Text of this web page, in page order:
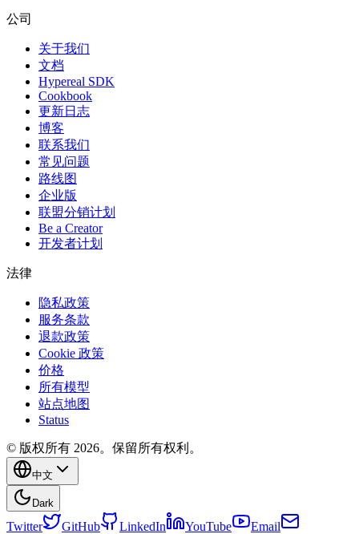
公司
关于我们
文档
Hypereal SDK
Cookbook
更新日志
博客
联系我们
常见问题
路线图
企业版
联盟分销计划
Be a Creator
开发者计划
法律
隐私政策
服务条款
退款政策
Cookie 政策
价格
所有模型
站点地图
Status
© 版权所有 2026。保留所有权利。
中文
Dark
Twitter GitHub LinkedIn YouTube Email